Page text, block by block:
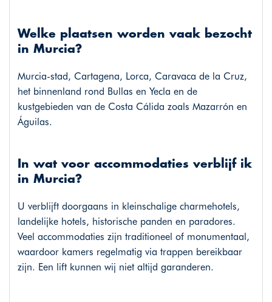
Welke plaatsen worden vaak bezocht
in Murcia?
Murcia-stad, Cartagena, Lorca, Caravaca de la Cruz,
het binnenland rond Bullas en Yecla en de
kustgebieden van de Costa Cálida zoals Mazarrón en
Águilas.
In wat voor accommodaties verblijf ik
in Murcia?
U verblijft doorgaans in kleinschalige charmehotels,
landelijke hotels, historische panden en paradores.
Veel accommodaties zijn traditioneel of monumentaal,
waardoor kamers regelmatig via trappen bereikbaar
zijn. Een lift kunnen wij niet altijd garanderen.